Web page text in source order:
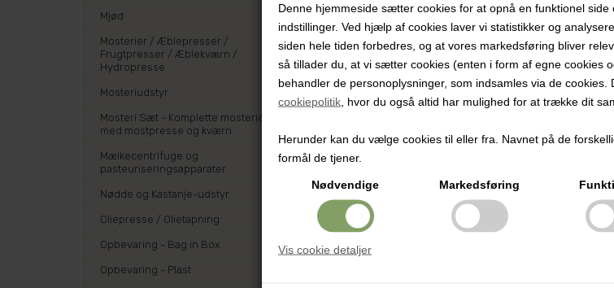
Denne hjemmeside sætter cookies for at opnå en funktionel
indstillinger. Ved hjælp af cookies laver vi statistikker og
siden hele tiden forbedres, og at vores markedsføring bliver
så tillader du, at vi sætter cookies (enten i form af egne cookies
behandler de personoplysninger, som indsamles via de
cookiepolitik , hvor du også altid har mulighed for at trække dit
Herunder kan du vælge cookies til eller fra. Navnet på de
formål de tjener.
Nødvendige Markedsføring
Vis cookie detaljer
Mjød
Mosterier / Æblepresser /
Frugtpresser / Æblekværn /
Hydropresse
Mosteriudstyr
Mosteri Sæt - Komplette mosterier
med mostpresse og kværn
Mælkecentrifuge og
pasteuriseringsapparater
Nødde og Kastanje-udstyr
Oliepresse / Olietapning
Opbevaring - Bag in Box
Opbevaring - Plast